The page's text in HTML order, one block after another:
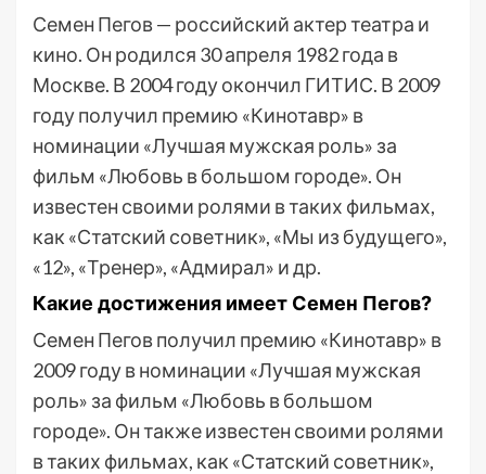
Семен Пегов — российский актер театра и
кино. Он родился 30 апреля 1982 года в
Москве. В 2004 году окончил ГИТИС. В 2009
году получил премию «Кинотавр» в
номинации «Лучшая мужская роль» за
фильм «Любовь в большом городе». Он
известен своими ролями в таких фильмах,
как «Статский советник», «Мы из будущего»,
«12», «Тренер», «Адмирал» и др.
Какие достижения имеет Семен Пегов?
Семен Пегов получил премию «Кинотавр» в
2009 году в номинации «Лучшая мужская
роль» за фильм «Любовь в большом
городе». Он также известен своими ролями
в таких фильмах, как «Статский советник»,